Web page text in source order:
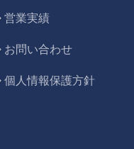
営業実績
お問い合わせ
個人情報保護方針